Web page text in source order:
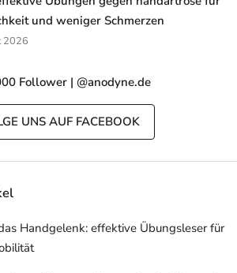
und weniger Schmerzen
2026
Follower | @anodyne.de
UNS AUF FACEBOOK
Handgelenk: effektive Übungsleser für